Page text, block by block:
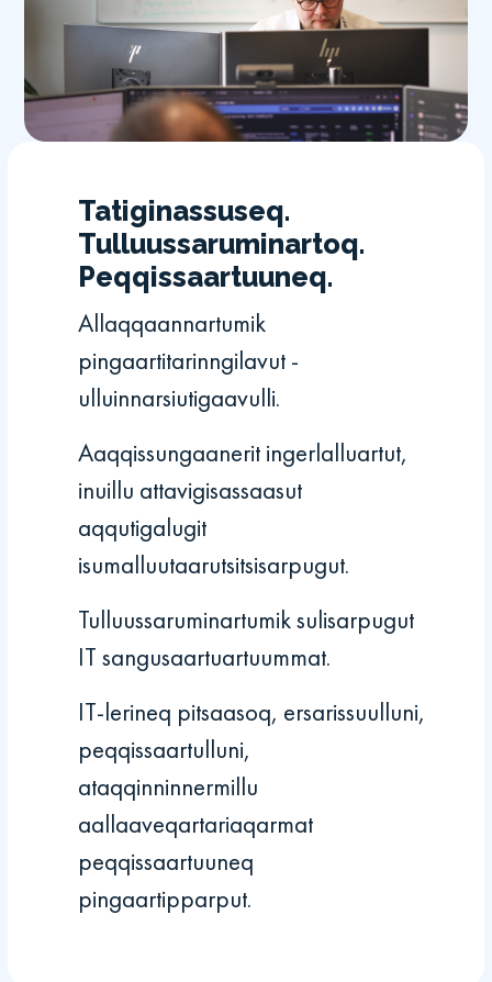
Tatiginassuseq.
Tulluussaruminartoq.
Peqqissaartuuneq.
Allaqqaannartumik
pingaartitarinngilavut -
ulluinnarsiutigaavulli.
Aaqqissungaanerit ingerlalluartut,
inuillu attavigisassaasut
aqqutigalugit
isumalluutaarutsitsisarpugut.
Tulluussaruminartumik sulisarpugut
IT sangusaartuartuummat.
IT-lerineq pitsaasoq, ersarissuulluni,
peqqissaartulluni,
ataqqinninnermillu
aallaaveqartariaqarmat
peqqissaartuuneq
pingaartipparput.